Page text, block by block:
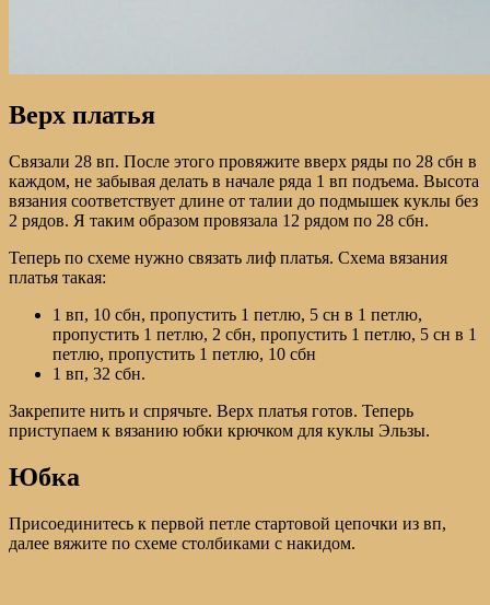
Верх платья
Связали 28 вп. После этого провяжите вверх ряды по 28 сбн в
каждом, не забывая делать в начале ряда 1 вп подъема. Высота
вязания соответствует длине от талии до подмышек куклы без
2 рядов. Я таким образом провязала 12 рядом по 28 сбн.
Теперь по схеме нужно связать лиф платья. Схема вязания
платья такая:
1 вп, 10 сбн, пропустить 1 петлю, 5 сн в 1 петлю,
пропустить 1 петлю, 2 сбн, пропустить 1 петлю, 5 сн в 1
петлю, пропустить 1 петлю, 10 сбн
1 вп, 32 сбн.
Закрепите нить и спрячьте. Верх платья готов. Теперь
приступаем к вязанию юбки крючком для куклы Эльзы.
Юбка
Присоединитесь к первой петле стартовой цепочки из вп,
далее вяжите по схеме столбиками с накидом.